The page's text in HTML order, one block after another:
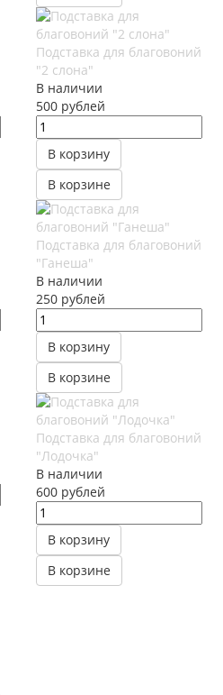
Подставка для благовоний
"2 слона"
В наличии
500 рублей
В корзину
В корзине
Подставка для благовоний
"Ганеша"
В наличии
250 рублей
В корзину
В корзине
Подставка для благовоний
"Лодочка"
В наличии
600 рублей
В корзину
В корзине